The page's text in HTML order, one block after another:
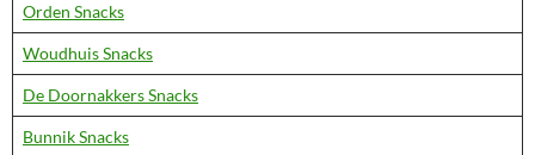
Orden Snacks
Woudhuis Snacks
De Doornakkers Snacks
Bunnik Snacks